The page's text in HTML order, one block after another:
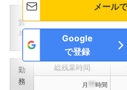
賞
与
イ
???,???
勤
務
総残業時間
月 ??時間
メール
Google
で登録